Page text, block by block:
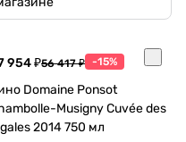
954 ₽56 417 ₽ -15%
Domaine Ponsot
Musigny Cuvée des
Cigales 2014 750 мл